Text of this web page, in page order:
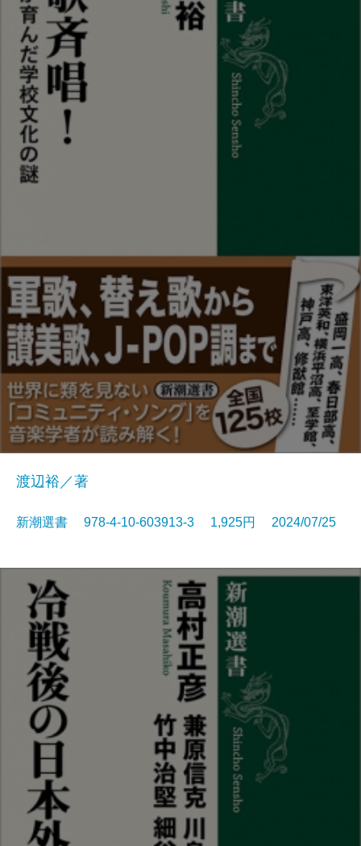
渡辺裕／著
新潮選書 978-4-10-603913-3 1,925円 2024/07/25